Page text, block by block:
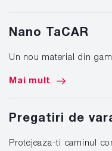
Nano TaCAR
Un nou material din
Mai mult
Pregatiri de
Protejeaza-ti caminul